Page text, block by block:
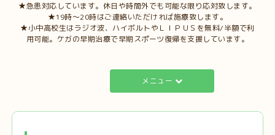
★急患対応しています。休日や時間外でも可能な限り応対致します。
★19時～20時はご連絡いただければ施療致します。
★小中高校生はラジオ波、ハイボルトやＬＩＰＵＳを無料/半額で利
用可能。ケガの早期治療で早期スポーツ復帰を支援しています。
メニュー